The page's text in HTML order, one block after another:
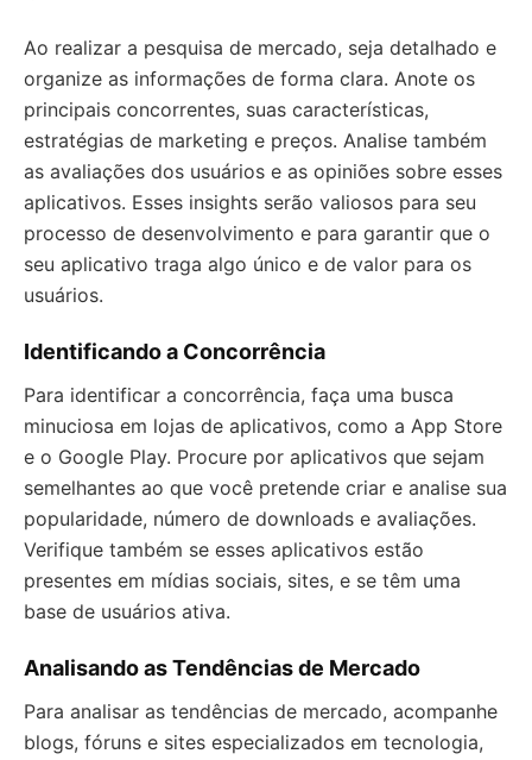
Ao realizar a pesquisa de mercado, seja detalhado e
organize as informações de forma clara. Anote os
principais concorrentes, suas características,
estratégias de marketing e preços. Analise também
as avaliações dos usuários e as opiniões sobre esses
aplicativos. Esses insights serão valiosos para seu
processo de desenvolvimento e para garantir que o
seu aplicativo traga algo único e de valor para os
usuários.
Identificando a Concorrência
Para identificar a concorrência, faça uma busca
minuciosa em lojas de aplicativos, como a App Store
e o Google Play. Procure por aplicativos que sejam
semelhantes ao que você pretende criar e analise sua
popularidade, número de downloads e avaliações.
Verifique também se esses aplicativos estão
presentes em mídias sociais, sites, e se têm uma
base de usuários ativa.
Analisando as Tendências de Mercado
Para analisar as tendências de mercado, acompanhe
blogs, fóruns e sites especializados em tecnologia,